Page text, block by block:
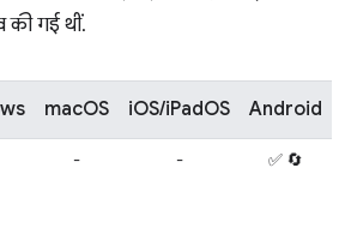
की गई थीं.
macOS iOS/iPadOS Android
- - ✅ 🔄